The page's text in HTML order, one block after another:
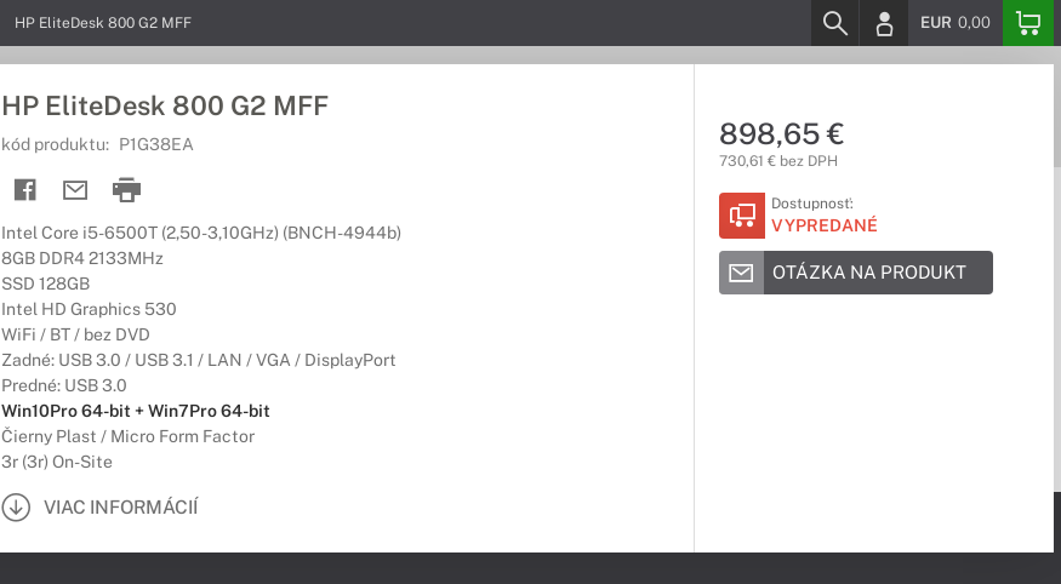
HP EliteDesk 800 G2 MFF EUR 0,00
HP EliteDesk 800 G2 MFF
kód produktu: P1G38EA
Intel Core i5-6500T (2,50-3,10GHz) (BNCH-4944b)
8GB DDR4 2133MHz
SSD 128GB
Intel HD Graphics 530
WiFi / BT / bez DVD
Zadné: USB 3.0 / USB 3.1 / LAN / VGA / DisplayPort
Predné: USB 3.0
Win10Pro 64-bit + Win7Pro 64-bit
Čierny Plast / Micro Form Factor
3r (3r) On-Site
VIAC INFORMÁCIÍ
898,65 €
730,61 € bez DPH
Dostupnosť:
VYPREDANÉ
OTÁZKA NA PRODUKT